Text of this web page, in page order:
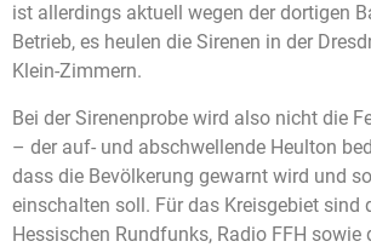
ist allerdings aktuell wegen der dortigen
Betrieb, es heulen die Sirenen in der
Klein-Zimmern.
Bei der Sirenenprobe wird also nicht die
– der auf- und abschwellende Heulton
dass die Bevölkerung gewarnt wird und
einschalten soll. Für das Kreisgebiet sind
Hessischen Rundfunks, Radio FFH sowie